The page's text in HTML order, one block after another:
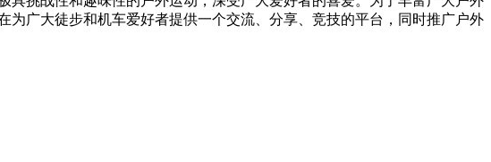
广大徒步和机车爱好者提供一个交流、分享、竞技的平台，同时推广户外